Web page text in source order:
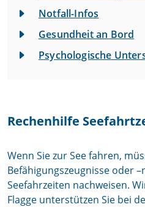
Notfall-Infos
Gesundheit an Bord
Psychologische
Rechenhilfe
Wenn Sie zur See fahren,
Befähigungszeugnisse oder
Seefahrzeiten nachweisen.
Flagge unterstützen Sie bei